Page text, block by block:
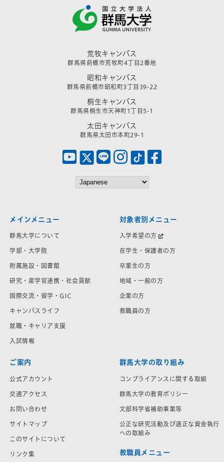
荒牧キャンパス
群馬県前橋市荒牧町4丁目2番地
昭和キャンパス
群馬県前橋市昭和町3丁目39-22
桐生キャンパス
群馬県桐生市天神町1丁目5-1
太田キャンパス
群馬県太田市本町29-1
メインメニュー
群馬大学について
学部・大学院
附属施設・図書館
研究・産学官連携・社会貢献
国際交流・留学・GIC
キャンパスライフ
就職・キャリア支援
入試情報
対象者別メニュー
入学希望の方
在学生・保護者の方
卒業生の方
地域・一般の方
企業の方
教職員の方
ご案内
公式アカウント
交通アクセス
お問い合わせ
サイトマップ
このサイトについて
リンク集
群馬大学の取り組み
コンプライアンスに関する取組
群馬大学の教育ポリシー
文部科学省補助事業等
公正な研究活動及び適正な資金執行
への取組み
教職員メニュー